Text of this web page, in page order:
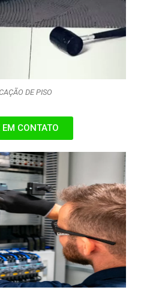
DE PISO
EM CONTATO